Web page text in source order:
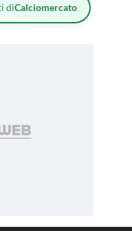
diCalciomercato